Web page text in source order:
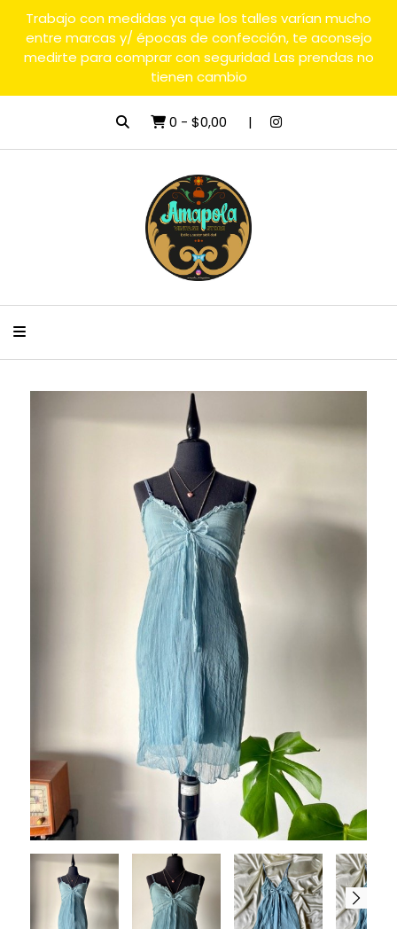
Trabajo con medidas ya que los talles varían mucho
entre marcas y/ épocas de confección, te aconsejo
medirte para comprar con seguridad Las prendas no
tienen cambio
0 - $0,00